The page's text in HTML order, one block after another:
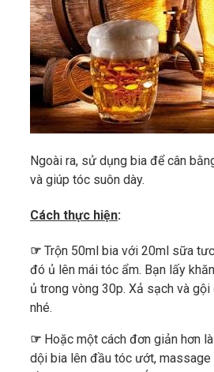
Ngoài ra, sử dụng bia để cân
và giúp tóc suôn dày.
Cách thực hiện:
☞ Trộn 50ml bia với 20ml sữa
đó ủ lên mái tóc ẩm. Bạn lấy
ủ trong vòng 30p. Xả sạch và
nhé.
☞ Hoặc một cách đơn giản hơn
dội bia lên đầu tóc ướt,